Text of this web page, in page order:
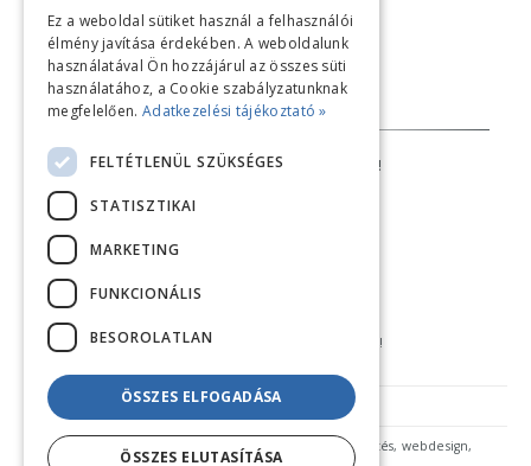
Bankkártyás fizetési tájékoztató
AZ ÁRAK TÁJÉKOZTATÓ JELLEGŰEK!
Copyright © 2018 feherduna.hu - Minden jog fenntartva!
Adatkezelési tájékoztató
Ez a weboldal sütiket használ a felhasználói
élmény javítása érdekében. A weboldalunk
használatával Ön hozzájárul az összes süti
használatához, a Cookie szabályzatunknak
megfelelően. Adatkezelési tájékoztató »
FELTÉTLENÜL SZÜKSÉGES
STATISZTIKAI
MARKETING
FUNKCIONÁLIS
BESOROLATLAN
ÖSSZES ELFOGADÁSA
ÖSSZES ELUTASÍTÁSA